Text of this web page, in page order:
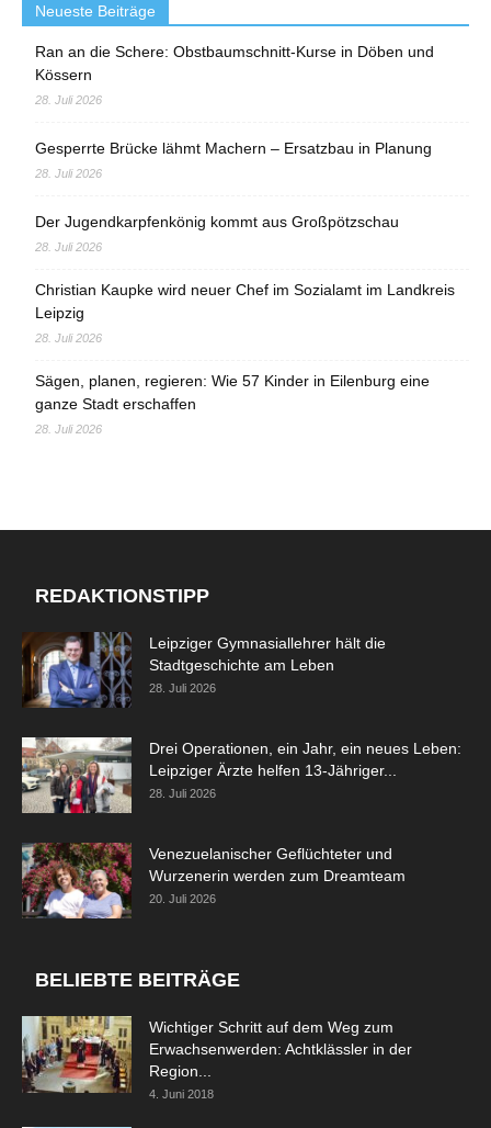
Neueste Beiträge
Ran an die Schere: Obstbaumschnitt-Kurse in Döben und
Kössern
28. Juli 2026
Gesperrte Brücke lähmt Machern – Ersatzbau in Planung
28. Juli 2026
Der Jugendkarpfenkönig kommt aus Großpötzschau
28. Juli 2026
Christian Kaupke wird neuer Chef im Sozialamt im Landkreis
Leipzig
28. Juli 2026
Sägen, planen, regieren: Wie 57 Kinder in Eilenburg eine
ganze Stadt erschaffen
28. Juli 2026
REDAKTIONSTIPP
Leipziger Gymnasiallehrer hält die
Stadtgeschichte am Leben
28. Juli 2026
Drei Operationen, ein Jahr, ein neues Leben:
Leipziger Ärzte helfen 13-Jähriger...
28. Juli 2026
Venezuelanischer Geflüchteter und
Wurzenerin werden zum Dreamteam
20. Juli 2026
BELIEBTE BEITRÄGE
Wichtiger Schritt auf dem Weg zum
Erwachsenwerden: Achtklässler in der
Region...
4. Juni 2018